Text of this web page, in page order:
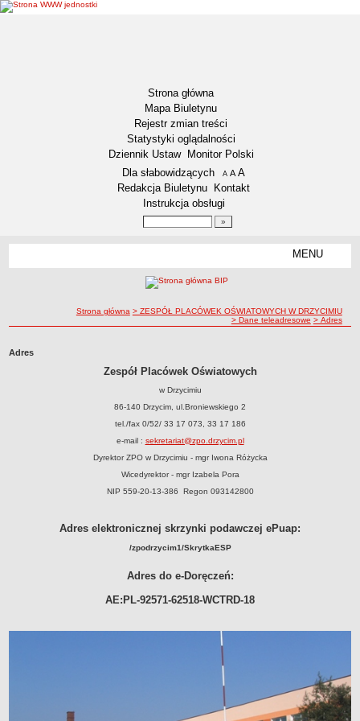
Strona główna
Mapa Biuletynu
Rejestr zmian treści
Statystyki oglądalności
Dziennik Ustaw
Monitor Polski
Menu dodatkowe
Dla słabowidzących A pomniejsz czcionkę
A standardowy rozmiar czcionki
A
Redakcja Biuletynu
Kontakt
Instrukcja obsługi
MENU
Plan polowań zbiorowych
Harmonogram odbioru odpadów na 2023 rok.
Konkursy ofert
Nieodpłatna Pomoc Prawna
Zadania publiczne
System Informacji Przestrzennej
Planowanie przestrzenne
Organizacje pozarządowe
Program Ochrony Środowiska
Decyzje środowiskowe
ścieżka nawigacji
Strona główna > ZESPÓŁ PLACÓWEK OŚWIATOWYCH W DRZYCIMIU
> Dane teleadresowe > Adres
Adres
Zespół Placówek Oświatowych
w Drzycimiu
86-140 Drzycim, ul.Broniewskiego 2
tel./fax 0/52/ 33 17 073, 33 17 186
e-mail : sekretariat@zpo.drzycim.pl
Dyrektor ZPO w Drzycimiu - mgr Iwona Różycka
Wicedyrektor - mgr Izabela Pora
NIP 559-20-13-386 Regon 093142800
Adres elektronicznej skrzynki podawczej ePuap:
/zpodrzycim1/SkrytkaESP
Adres do e-Doręczeń:
AE:PL-92571-62518-WCTRD-18